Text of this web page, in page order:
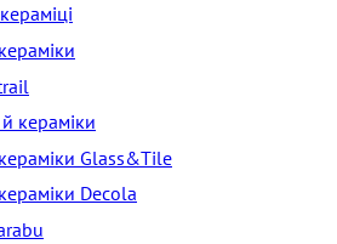
кераміки
Glass&Tile
Decola